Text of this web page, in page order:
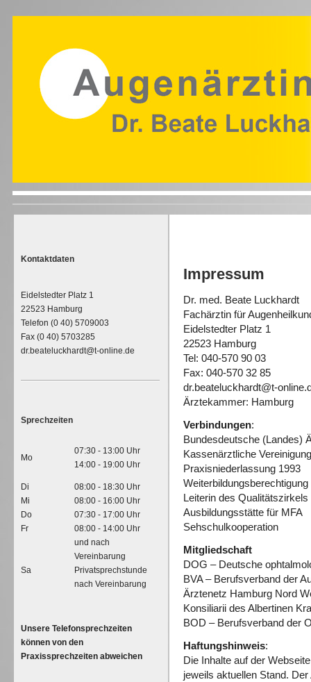
Kontaktdaten
Eidelstedter Platz 1
22523 Hamburg
Telefon (0 40) 5709003
Fax (0 40) 5703285
dr.beateluckhardt@t-online.de
Sprechzeiten
Mo
07:30 - 13:00 Uhr
14:00 - 19:00 Uhr
Di
08:00 - 18:30 Uhr
Mi
08:00 - 16:00 Uhr
Do
07:30 - 17:00 Uhr
Fr
08:00 - 14:00 Uhr
und nach
Vereinbarung
Sa
Privatsprechstunde
nach Vereinbarung
Unsere Telefonsprechzeiten
können von den
Praxissprechzeiten abweichen
Impressum
Dr. med. Beate Luckhardt
Fachärztin für
Eidelstedter Platz 1
22523 Hamburg
Tel: 040-570 90 03
Fax: 040-570 32 85
dr.beateluckhardt@t-
Ärztekammer: Hamburg
Verbindungen:
Bundesdeutsche (Landes)
Kassenärztliche
Praxisniederlassung 1993
Leiterin des
Ausbildungsstätte für MFA
Sehschulkooperation
Mitgliedschaft
DOG – Deutsche
BVA – Berufsverband der
Ärztenetz Hamburg Nord
Konsiliarii des Albertinen
BOD – Berufsverband der
Haftungshinweis:
Die Inhalte auf der
jeweils aktuellen Stand.